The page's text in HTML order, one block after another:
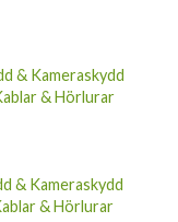
& Kameraskydd
& Hörlurar
& Kameraskydd
& Hörlurar